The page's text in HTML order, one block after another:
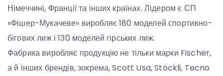
Німеччині, Франції та інших країнах. Лідером є СП
«Фішер-Мукачеве» виробляє 180 моделей спортивно-
бігових лиж і 130 моделей гірських лиж.
Фабрика виробляє продукцію не тільки марки Fischer,
а й інших брендів, зокрема, Scott Usa, Stöckli, Tecno